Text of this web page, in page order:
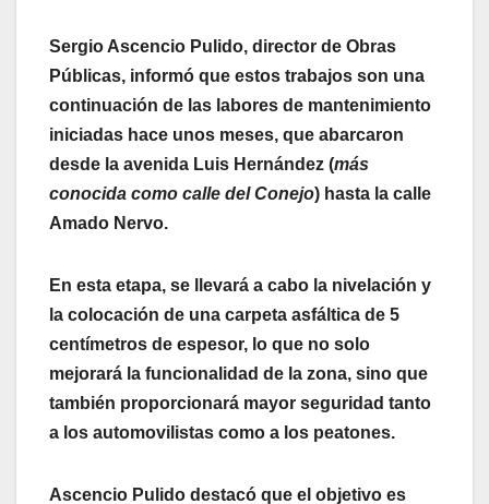
Sergio Ascencio Pulido, director de Obras
Públicas, informó que estos trabajos son una
continuación de las labores de mantenimiento
iniciadas hace unos meses, que abarcaron
desde la avenida Luis Hernández (más
conocida como calle del Conejo) hasta la calle
Amado Nervo.
En esta etapa, se llevará a cabo la nivelación y
la colocación de una carpeta asfáltica de 5
centímetros de espesor, lo que no solo
mejorará la funcionalidad de la zona, sino que
también proporcionará mayor seguridad tanto
a los automovilistas como a los peatones.
Ascencio Pulido destacó que el objetivo es